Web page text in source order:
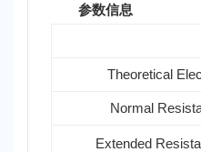
参数信息
Theoretical
Normal
Extended